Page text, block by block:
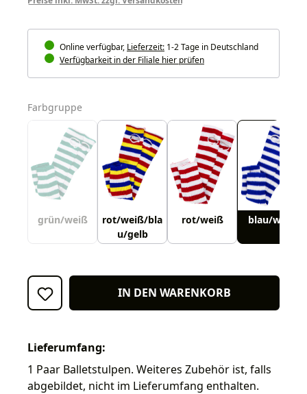
Online verfügbar, Lieferzeit: 1-2 Tage in Deutschland
Verfügbarkeit in der Filiale hier prüfen
Farbgruppe
grün/weiß
rot/weiß/bla
u/gelb
rot/weiß blau/weiß
IN DEN WARENKORB
Lieferumfang:
1 Paar Balletstulpen. Weiteres Zubehör ist, falls
abgebildet, nicht im Lieferumfang enthalten.